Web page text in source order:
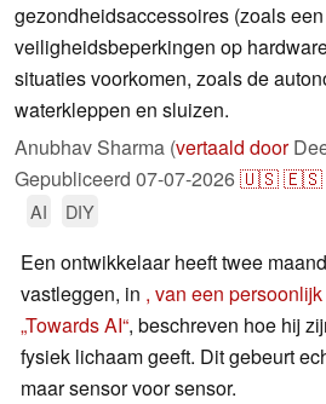
gezondheidsaccessoires (zoals
veiligheidsbeperkingen op
situaties voorkomen, zoals de
waterkleppen en sluizen.
Anubhav Sharma (vertaald door
Gepubliceerd 07-07-2026🇺🇸🇪🇸
AI DIY
Een ontwikkelaar heeft twee
vastleggen, in , van een
„Towards AI“, beschreven hoe hij
fysiek lichaam geeft. Dit gebeurt
maar sensor voor sensor.